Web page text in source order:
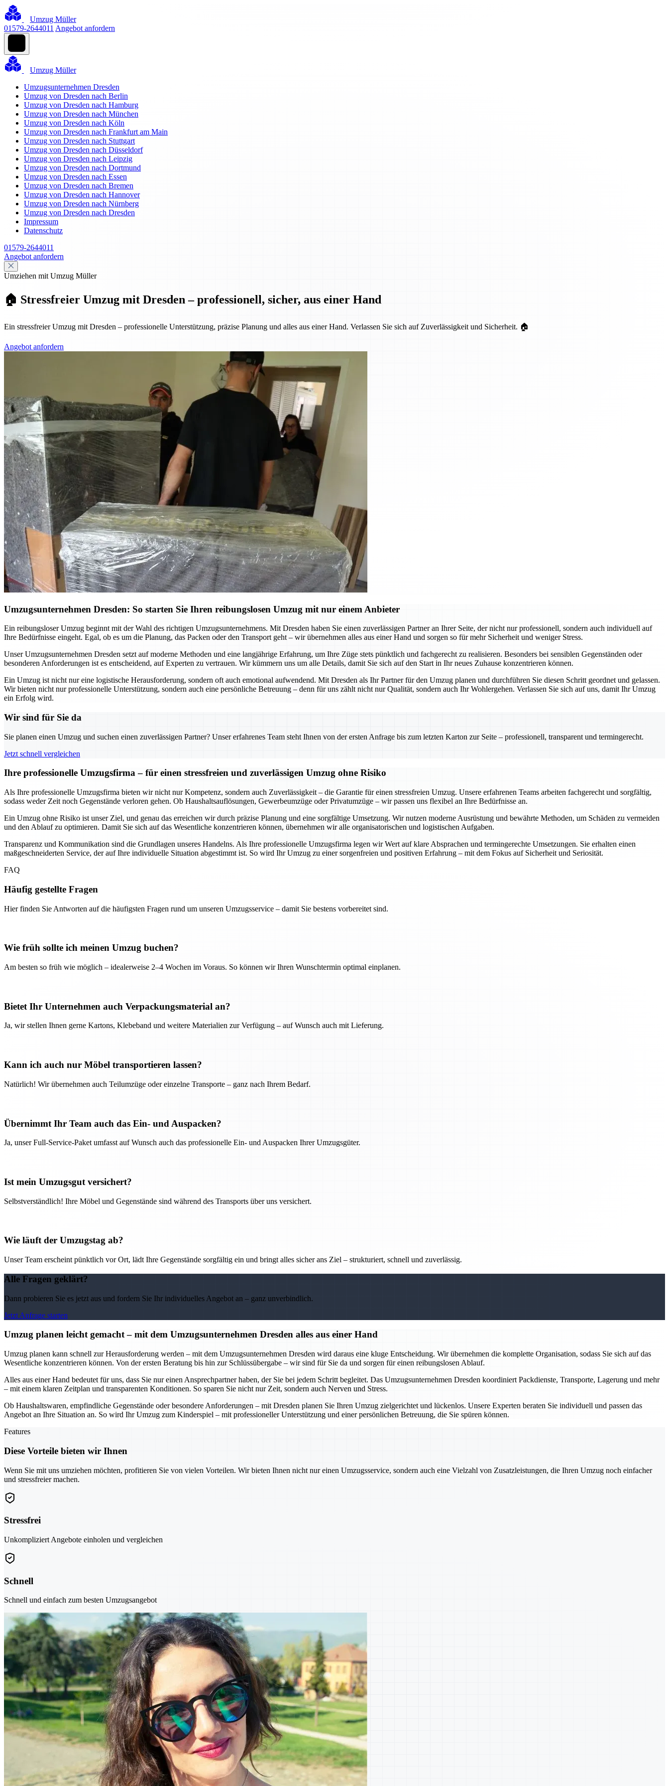
Umzug Müller
01579-2644011 Angebot anfordern
Umzug Müller
Umzugsunternehmen Dresden
Umzug von Dresden nach Berlin
Umzug von Dresden nach Hamburg
Umzug von Dresden nach München
Umzug von Dresden nach Köln
Umzug von Dresden nach Frankfurt am Main
Umzug von Dresden nach Stuttgart
Umzug von Dresden nach Düsseldorf
Umzug von Dresden nach Leipzig
Umzug von Dresden nach Dortmund
Umzug von Dresden nach Essen
Umzug von Dresden nach Bremen
Umzug von Dresden nach Hannover
Umzug von Dresden nach Nürnberg
Umzug von Dresden nach Dresden
Impressum
Datenschutz
01579-2644011
Angebot anfordern
Umziehen mit Umzug Müller
🏠 Stressfreier Umzug mit Dresden – professionell, sicher, aus einer Hand
Ein stressfreier Umzug mit Dresden – professionelle Unterstützung, präzise Planung und alles aus einer Hand. Verlassen Sie sich auf Zuverlässigkeit und Sicherheit. 🏠
Angebot anfordern
Umzugsunternehmen Dresden: So starten Sie Ihren reibungslosen Umzug mit nur einem Anbieter
Ein reibungsloser Umzug beginnt mit der Wahl des richtigen Umzugsunternehmens. Mit Dresden haben Sie einen zuverlässigen Partner an Ihrer Seite, der nicht nur professionell, sondern auch individuell auf
Ihre Bedürfnisse eingeht. Egal, ob es um die Planung, das Packen oder den Transport geht – wir übernehmen alles aus einer Hand und sorgen so für mehr Sicherheit und weniger Stress.
Unser Umzugsunternehmen Dresden setzt auf moderne Methoden und eine langjährige Erfahrung, um Ihre Züge stets pünktlich und fachgerecht zu realisieren. Besonders bei sensiblen Gegenständen oder
besonderen Anforderungen ist es entscheidend, auf Experten zu vertrauen. Wir kümmern uns um alle Details, damit Sie sich auf den Start in Ihr neues Zuhause konzentrieren können.
Ein Umzug ist nicht nur eine logistische Herausforderung, sondern oft auch emotional aufwendend. Mit Dresden als Ihr Partner für den Umzug planen und durchführen Sie diesen Schritt geordnet und gelassen.
Wir bieten nicht nur professionelle Unterstützung, sondern auch eine persönliche Betreuung – denn für uns zählt nicht nur Qualität, sondern auch Ihr Wohlergehen. Verlassen Sie sich auf uns, damit Ihr Umzug
ein Erfolg wird.
Wir sind für Sie da
Sie planen einen Umzug und suchen einen zuverlässigen Partner? Unser erfahrenes Team steht Ihnen von der ersten Anfrage bis zum letzten Karton zur Seite – professionell, transparent und termingerecht.
Jetzt schnell vergleichen
Ihre professionelle Umzugsfirma – für einen stressfreien und zuverlässigen Umzug ohne Risiko
Als Ihre professionelle Umzugsfirma bieten wir nicht nur Kompetenz, sondern auch Zuverlässigkeit – die Garantie für einen stressfreien Umzug. Unsere erfahrenen Teams arbeiten fachgerecht und sorgfältig,
sodass weder Zeit noch Gegenstände verloren gehen. Ob Haushaltsauflösungen, Gewerbeumzüge oder Privatumzüge – wir passen uns flexibel an Ihre Bedürfnisse an.
Ein Umzug ohne Risiko ist unser Ziel, und genau das erreichen wir durch präzise Planung und eine sorgfältige Umsetzung. Wir nutzen moderne Ausrüstung und bewährte Methoden, um Schäden zu vermeiden
und den Ablauf zu optimieren. Damit Sie sich auf das Wesentliche konzentrieren können, übernehmen wir alle organisatorischen und logistischen Aufgaben.
Transparenz und Kommunikation sind die Grundlagen unseres Handelns. Als Ihre professionelle Umzugsfirma legen wir Wert auf klare Absprachen und termingerechte Umsetzungen. Sie erhalten einen
maßgeschneiderten Service, der auf Ihre individuelle Situation abgestimmt ist. So wird Ihr Umzug zu einer sorgenfreien und positiven Erfahrung – mit dem Fokus auf Sicherheit und Seriosität.
FAQ
Häufig gestellte Fragen
Hier finden Sie Antworten auf die häufigsten Fragen rund um unseren Umzugsservice – damit Sie bestens vorbereitet sind.
Wie früh sollte ich meinen Umzug buchen?
Am besten so früh wie möglich – idealerweise 2–4 Wochen im Voraus. So können wir Ihren Wunschtermin optimal einplanen.
Bietet Ihr Unternehmen auch Verpackungsmaterial an?
Ja, wir stellen Ihnen gerne Kartons, Klebeband und weitere Materialien zur Verfügung – auf Wunsch auch mit Lieferung.
Kann ich auch nur Möbel transportieren lassen?
Natürlich! Wir übernehmen auch Teilumzüge oder einzelne Transporte – ganz nach Ihrem Bedarf.
Übernimmt Ihr Team auch das Ein- und Auspacken?
Ja, unser Full-Service-Paket umfasst auf Wunsch auch das professionelle Ein- und Auspacken Ihrer Umzugsgüter.
Ist mein Umzugsgut versichert?
Selbstverständlich! Ihre Möbel und Gegenstände sind während des Transports über uns versichert.
Wie läuft der Umzugstag ab?
Unser Team erscheint pünktlich vor Ort, lädt Ihre Gegenstände sorgfältig ein und bringt alles sicher ans Ziel – strukturiert, schnell und zuverlässig.
Alle Fragen geklärt?
Dann probieren Sie es jetzt aus und fordern Sie Ihr individuelles Angebot an – ganz unverbindlich.
Jetzt Anfrage starten
Umzug planen leicht gemacht – mit dem Umzugsunternehmen Dresden alles aus einer Hand
Umzug planen kann schnell zur Herausforderung werden – mit dem Umzugsunternehmen Dresden wird daraus eine kluge Entscheidung. Wir übernehmen die komplette Organisation, sodass Sie sich auf das
Wesentliche konzentrieren können. Von der ersten Beratung bis hin zur Schlüssübergabe – wir sind für Sie da und sorgen für einen reibungslosen Ablauf.
Alles aus einer Hand bedeutet für uns, dass Sie nur einen Ansprechpartner haben, der Sie bei jedem Schritt begleitet. Das Umzugsunternehmen Dresden koordiniert Packdienste, Transporte, Lagerung und mehr
– mit einem klaren Zeitplan und transparenten Konditionen. So sparen Sie nicht nur Zeit, sondern auch Nerven und Stress.
Ob Haushaltswaren, empfindliche Gegenstände oder besondere Anforderungen – mit Dresden planen Sie Ihren Umzug zielgerichtet und lückenlos. Unsere Experten beraten Sie individuell und passen das
Angebot an Ihre Situation an. So wird Ihr Umzug zum Kinderspiel – mit professioneller Unterstützung und einer persönlichen Betreuung, die Sie spüren können.
Features
Diese Vorteile bieten wir Ihnen
Wenn Sie mit uns umziehen möchten, profitieren Sie von vielen Vorteilen. Wir bieten Ihnen nicht nur einen Umzugsservice, sondern auch eine Vielzahl von Zusatzleistungen, die Ihren Umzug noch einfacher
und stressfreier machen.
Stressfrei
Unkompliziert Angebote einholen und vergleichen
Schnell
Schnell und einfach zum besten Umzugsangebot